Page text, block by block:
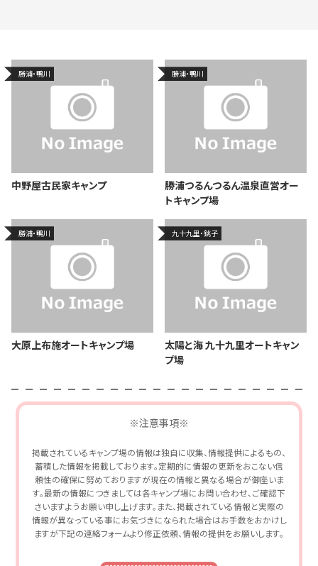
勝浦・鴨川
中野屋古民家キャンプ
勝浦・鴨川
勝浦つるんつるん温泉直営オー
トキャンプ場
勝浦・鴨川
大原上布施オートキャンプ場
九十九里・銚子
太陽と海 九十九里オートキャン
プ場
※注意事項※
掲載されているキャンプ場の情報は独自に収集、情報提供によるもの、
蓄積した情報を掲載しております。定期的に情報の更新をおこない信
頼性の確保に努めておりますが現在の情報と異なる場合が御座いま
す。最新の情報につきましては各キャンプ場にお問い合わせ、ご確認下
さいますようお願い申し上げます。また、掲載されている情報と実際の
情報が異なっている事にお気づきになられた場合はお手数をおかけし
ますが下記の連絡フォームより修正依頼、情報の提供をお願いします。